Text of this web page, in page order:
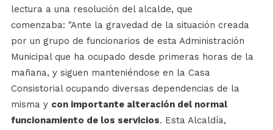
lectura a una resolución del alcalde, que
comenzaba: "Ante la gravedad de la situación creada
por un grupo de funcionarios de esta Administración
Municipal que ha ocupado desde primeras horas de la
mañana, y siguen manteniéndose en la Casa
Consistorial ocupando diversas dependencias de la
misma y con importante alteración del normal
funcionamiento de los servicios. Esta Alcaldía,